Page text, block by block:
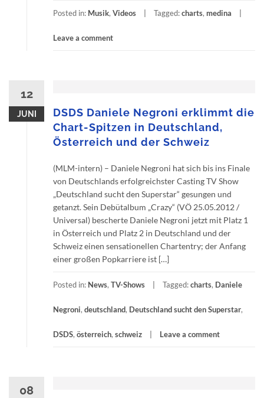
Posted in: Musik, Videos Tagged:charts, medina
Leave a comment
12
JUNI
DSDS Daniele Negroni erklimmt die
Chart-Spitzen in Deutschland,
Österreich und der Schweiz
(MLM-intern) – Daniele Negroni hat sich bis ins Finale
von Deutschlands erfolgreichster Casting TV Show
„Deutschland sucht den Superstar“ gesungen und
getanzt. Sein Debütalbum „Crazy“ (VÖ 25.05.2012 /
Universal) bescherte Daniele Negroni jetzt mit Platz 1
in Österreich und Platz 2 in Deutschland und der
Schweiz einen sensationellen Chartentry; der Anfang
einer großen Popkarriere ist […]
Posted in: News, TV-Shows Tagged:charts, Daniele
Negroni, deutschland, Deutschland sucht den Superstar,
DSDS, österreich, schweiz Leave a comment
08